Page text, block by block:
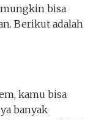
bisa
Berikut adalah
kamu bisa
banyak